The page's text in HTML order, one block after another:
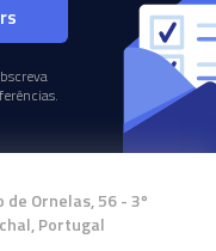
de Ornelas, 56 - 3º
Portugal